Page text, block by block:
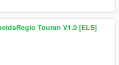
Touran V1.0 [ELS]